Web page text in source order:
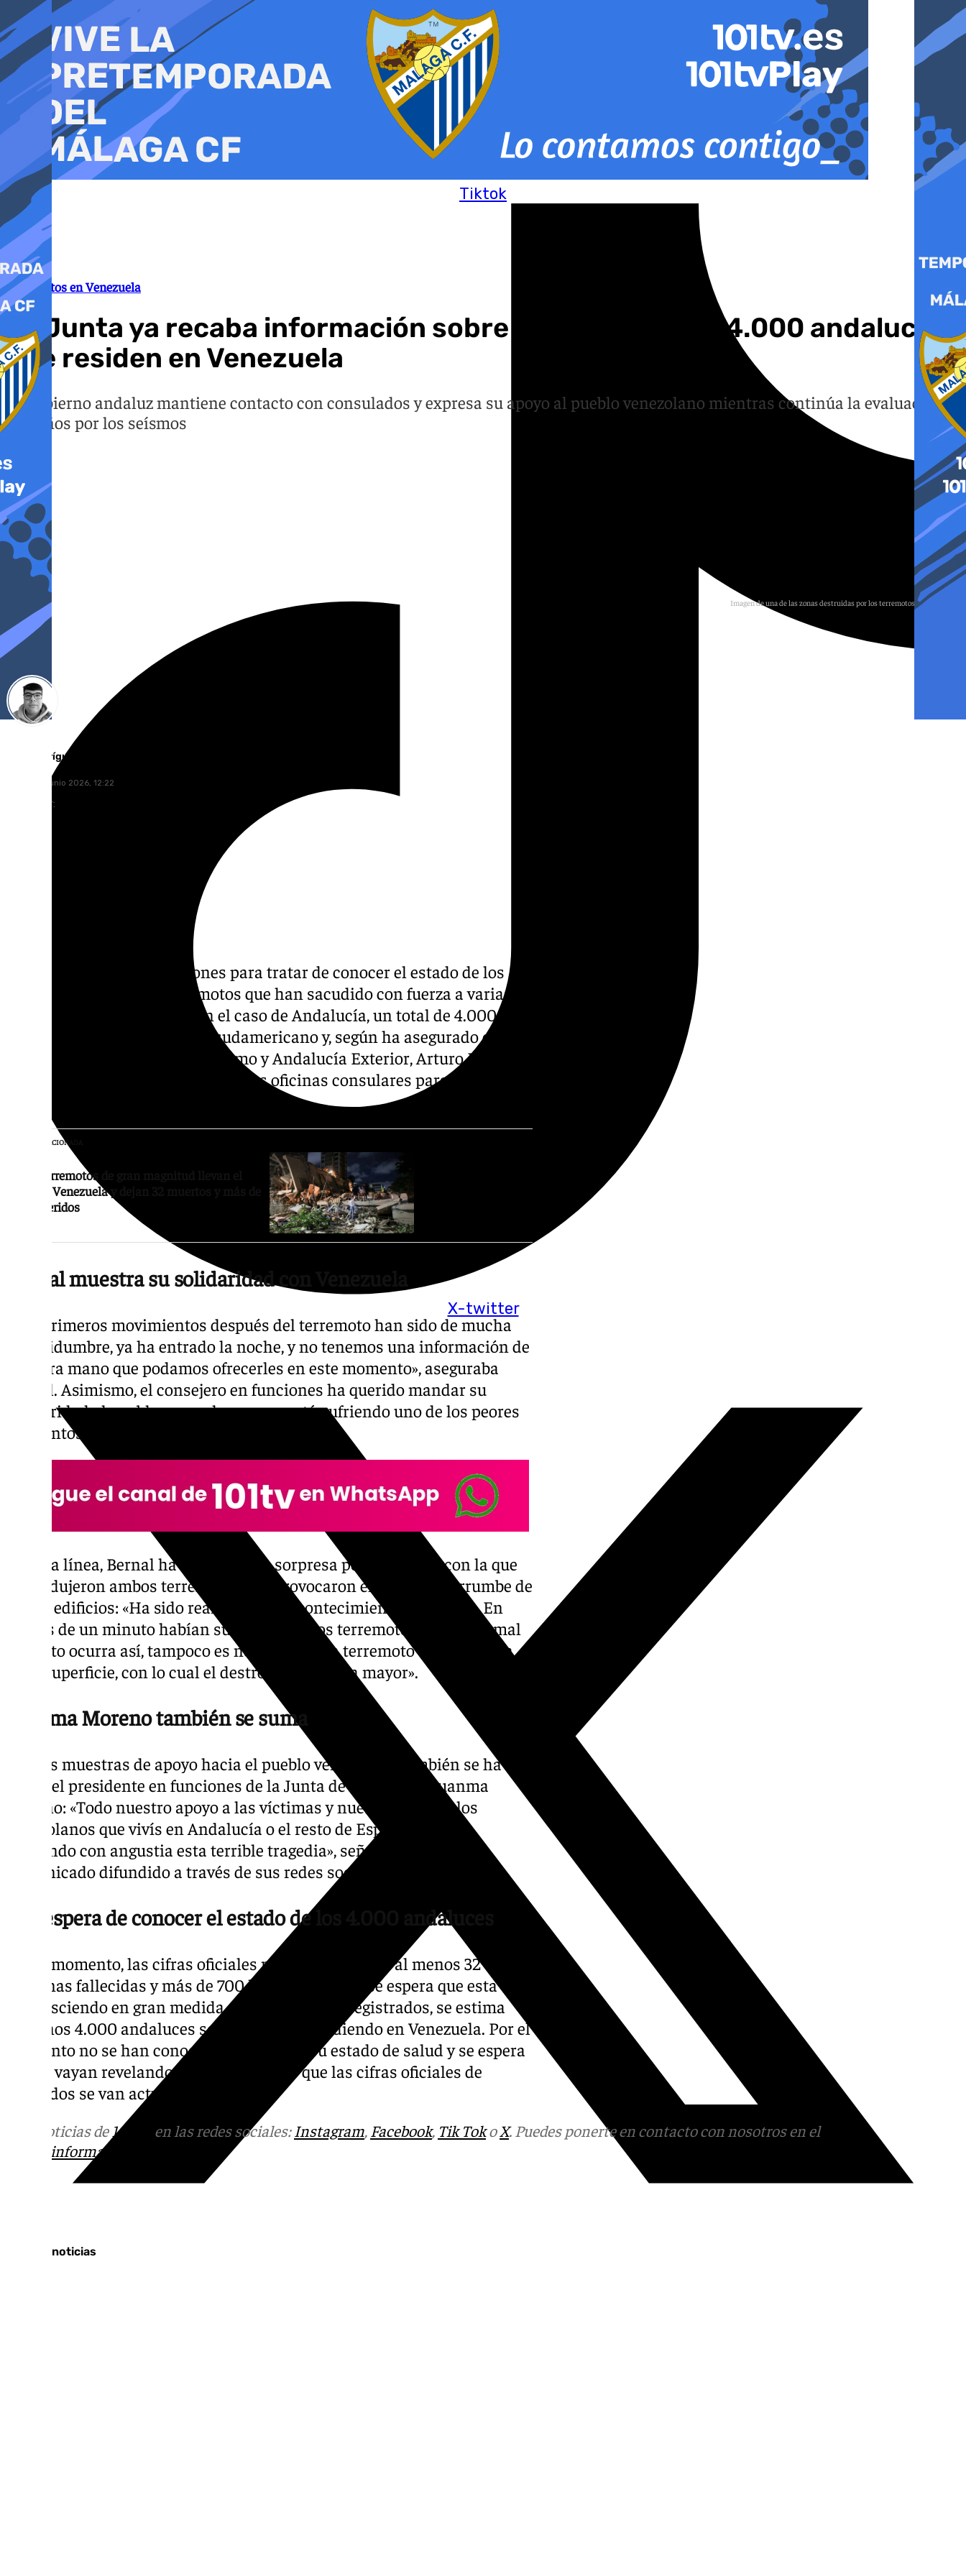
al
contenido
Tiktok
X-twitter
Terremotos en Venezuela
La Junta ya recaba información sobre el estado de los 4.000 andaluces
que residen en Venezuela
El Gobierno andaluz mantiene contacto con consulados y expresa su apoyo al pueblo venezolano mientras continúa la evaluación
de daños por los seísmos
Imagen de una de las zonas destruidas por los terremotos en Venezuela
Eloy Rodríguez
jueves, 25 junio 2026, 12:22
Compartir:
Continúan las investigaciones para tratar de conocer el estado de los
afectados por los dos terremotos que han sacudido con fuerza a varias
localidades de Venezuela. En el caso de Andalucía, un total de 4.000
andaluces residen en el país sudamericano y, según ha asegurado el
consejero en funciones de Turismo y Andalucía Exterior, Arturo Bernal,
ya se han iniciado contactos con las oficinas consulares para conocer su
NOTICIA RELACIONADA
Dos terremotos de gran magnitud llevan el
caos a Venezuela y dejan 32 muertos y más de
700 heridos
Bernal muestra su solidaridad con Venezuela
«Los primeros movimientos después del terremoto han sido de mucha
incertidumbre, ya ha entrado la noche, y no tenemos una información de
primera mano que podamos ofrecerles en este momento», aseguraba
Bernal. Asimismo, el consejero en funciones ha querido mandar su
solidaridad al pueblo venezolano, «que está sufriendo uno de los peores
momentos de su historia».
En esta línea, Bernal ha mostrado su sorpresa por la rapidez con la que
se produjeron ambos terremotos que provocaron el caos y el derrumbe de
varios edificios: «Ha sido realmente un acontecimiento tremendo. En
menos de un minuto habían sucedido los dos terremotos. No es normal
que esto ocurra así, tampoco es normal que un terremoto sea tan cerca
de la superficie, con lo cual el destrozo es todavía mayor».
Juanma Moreno también se suma
A estas muestras de apoyo hacia el pueblo venezolano también se ha
unido el presidente en funciones de la Junta de Andalucía, Juanma
Moreno: «Todo nuestro apoyo a las víctimas y nuestro afecto a los
venezolanos que vivís en Andalucía o el resto de España y estáis
siguiendo con angustia esta terrible tragedia», señalaba en un
comunicado difundido a través de sus redes sociales.
A la espera de conocer el estado de los 4.000 andaluces
Por el momento, las cifras oficiales muestran que hay al menos 32
personas fallecidas y más de 700 heridos, aunque se espera que esta
cifra asciendo en gran medida. Según los datos registrados, se estima
que unos 4.000 andaluces se encuentran residiendo en Venezuela. Por el
momento no se han conocido datos sobre su estado de salud y se espera
que se vayan revelando al mismo tiempo que las cifras oficiales de
afectados se van actualizando.
Más noticias de101TV en las redes sociales:Instagram, Facebook, Tik TokoX. Puedes ponerte en contacto con nosotros en el
informativos@101tv.es
Últimas noticias